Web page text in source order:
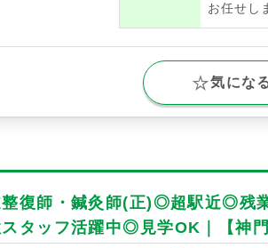
お任せし
気にな
整復師・鍼灸師(正)◎超駅近◎
タッフ活躍中◎見学OK｜【神門